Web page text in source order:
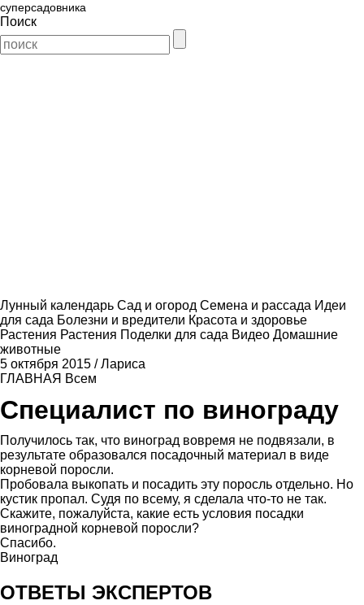
суперсадовника
Поиск
Лунный календарь Сад и огород Семена и рассада Идеи
для сада Болезни и вредители Красота и здоровье
Растения Растения Поделки для сада Видео Домашние
животные
5 октября 2015 /Лариса
ГЛАВНАЯ Всем
Специалист по винограду
Получилось так, что виноград вовремя не подвязали, в
результате образовался посадочный материал в виде
корневой поросли.
Пробовала выкопать и посадить эту поросль отдельно. Но
кустик пропал. Судя по всему, я сделала что-то не так.
Скажите, пожалуйста, какие есть условия посадки
виноградной корневой поросли?
Спасибо.
Виноград
ОТВЕТЫ ЭКСПЕРТОВ